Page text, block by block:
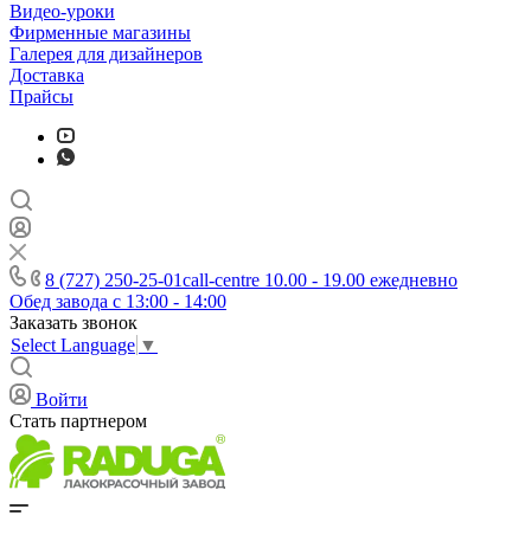
Видео-уроки
Фирменные магазины
Галерея для дизайнеров
Доставка
Прайсы
8 (727) 250-25-01call-centre 10.00 - 19.00 ежедневно
Обед завода с 13:00 - 14:00
Заказать звонок
Select Language ▼
Войти
Стать партнером